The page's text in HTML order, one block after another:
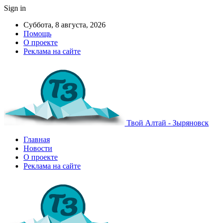
Sign in
Суббота, 8 августа, 2026
Помощь
О проекте
Реклама на сайте
Твой Алтай - Зыряновск
Главная
Новости
О проекте
Реклама на сайте